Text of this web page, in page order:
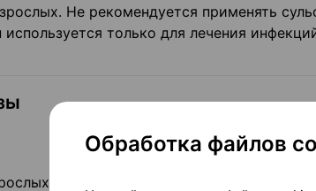
Не рекомендуется применять
только для лечения
закапывают в конъюнктивальный
Обработка файлов